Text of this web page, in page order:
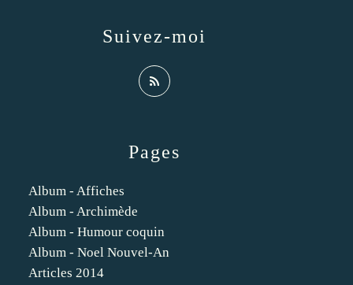
Pages
Album - Affiches
Album - Archimède
Album - Humour coquin
Album - Noel Nouvel-An
Articles 2014
Suivez-moi